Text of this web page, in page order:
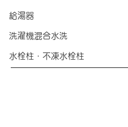
給湯器
洗濯機混合水洗
水栓柱・不凍水栓柱